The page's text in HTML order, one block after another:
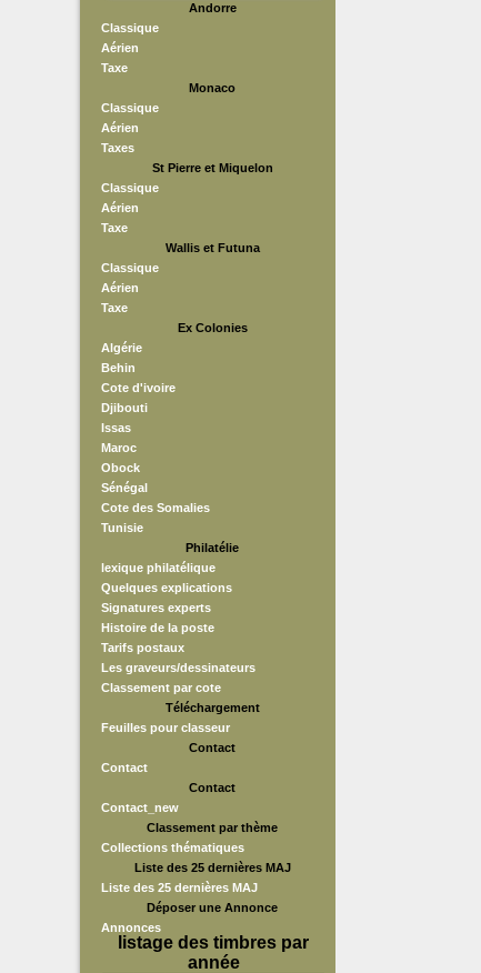
Andorre
Classique
Aérien
Taxe
Monaco
Classique
Aérien
Taxes
St Pierre et Miquelon
Classique
Aérien
Taxe
Wallis et Futuna
Classique
Aérien
Taxe
Ex Colonies
Algérie
Behin
Cote d'ivoire
Djibouti
Issas
Maroc
Obock
Sénégal
Cote des Somalies
Tunisie
Philatélie
lexique philatélique
Quelques explications
Signatures experts
Histoire de la poste
Tarifs postaux
Les graveurs/dessinateurs
Classement par cote
Téléchargement
Feuilles pour classeur
Contact
Contact
Contact
Contact_new
Classement par thème
Collections thématiques
Liste des 25 dernières MAJ
Liste des 25 dernières MAJ
Déposer une Annonce
Annonces
listage des timbres par
année